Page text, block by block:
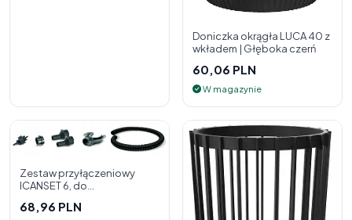
Doniczka okrągła LUCA 40 z
wkładem | Głęboka czerń
60,06 PLN
W magazynie
Zestaw przyłączeniowy
ICANSET 6, do
68,96 PLN